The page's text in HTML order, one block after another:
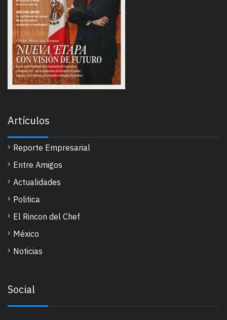
Artículos
Reporte Empresarial
Entre Amigos
Actualidades
Politica
El Rincon del Chef
México
Noticias
Social